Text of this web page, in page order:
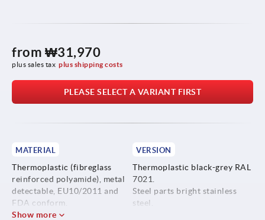
from ₩31,970
plus sales tax plus shipping costs
PLEASE SELECT A VARIANT FIRST
MATERIAL
Thermoplastic (fibreglass
reinforced polyamide), metal
detectable, EU10/2011 and
FDA conform.
VERSION
Thermoplastic black-grey RAL
7021.
Steel parts bright stainless
steel.
Show more